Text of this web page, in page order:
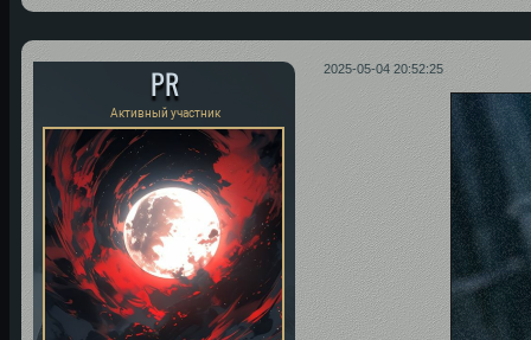
2025-05-04 20:52:25
PR
Активный участник